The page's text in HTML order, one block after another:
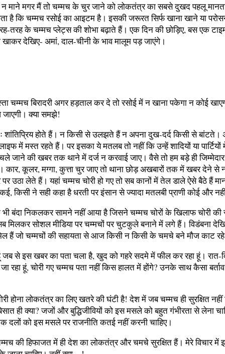
न माने मगर मैं तो चम्मच के चुर जाने को लोकतंत्र का सबसे दुखद पहलू
है कि चम्मच रसोई का आइटम है। इसकी जरूरत सिर्फ खाना खाने या
तरह के चम्मच प्लेट्स की शोभा बढ़ाते हैं। एक दिन की छोड़िए, बस एक टाइम
देखिए- अमां, दाल-चीनी के भाव मालूम पड़ जाएंगे।
चम्मच बिरादरी अगर हड़ताल कर दे तो रसोई में न खाना पकेगा न कोई
क्या समझे!
शांतिप्रिय होते हैं। न किसी से उलझते हैं न अपना दुख-दर्द किसी से बांटते।
में मस्त रहते हैं। पर इसका ये मतलब तो नहीं कि उन्हें शादियों या पार्टियों
जाने की खबर तक थाने में दर्ज न करवाई जाए। वैसे तो हम बड़े ही
कार, कूलर, मग्गा, कुत्ता चुर जाए तो थाना छोड़ अखबारों तक में खबर देने
उठा लेते हैं। यहां चम्मच चोरी हो गए तो सब कानों में तेल डाले ऐसे बैठे हैं
किसी ने सही कहा है धरती पर इंसान से ज्यादा मतलबी प्राणी कोई और
बंदा निकलकर सामने नहीं आया है जिसने चम्मच चोरों के खिलाफ चोरी की
मिलकर सोशल मीडिया पर चम्मचों पर चुटकुले बनाने में लगे हैं। विडंबना
हैं जो चम्मचों की सहायता से आज किसी न किसी के चमचे बने मौज काट
से इस खबर का पता चला है, खुद को गहरे सदमे में फील कर रहा हूं। रात-
रहा हूं, चोरी गए चम्मच पता नहीं किस हालत में होंगे? उनके साथ कैसा
होना लोकतंत्र का लिए खतरे की घंटी है! देश में जब चम्मच ही सुरक्षित
ही क्या? जजों और बुद्धिजीवियों को इस मसले को बहुत गंभीरता से लेना
दलों को इस मसले पर राजनीति कतई नहीं करनी चाहिए।
की हिफाजत में ही देश का लोकतंत्र और चमचे सुरक्षित हैं। मेरे विचार